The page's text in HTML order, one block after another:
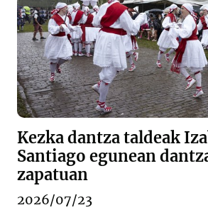
Kezka dantza taldeak
Santiago egunean
zapatuan
2026/07/23